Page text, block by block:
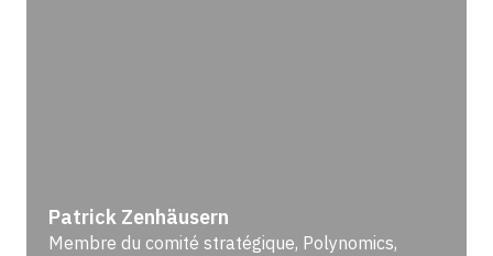
Patrick Zenhäusern
Membre du comité stratégique, Polynomics,